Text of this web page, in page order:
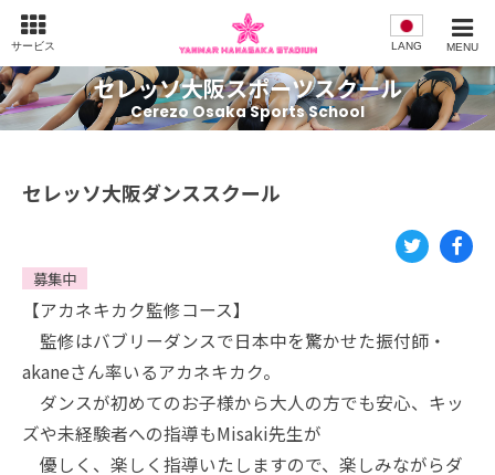
MENU
サービス LANG
セレッソ大阪スポーツスクール
Cerezo Osaka Sports School
セレッソ大阪ダンススクール
r
募集中
【アカネキカク監修コース】
監修はバブリーダンスで日本中を驚かせた振付師・
akaneさん率いるアカネキカク。
ダンスが初めてのお子様から大人の方でも安心、キッ
ズや未経験者への指導もMisaki先生が
優しく、楽しく指導いたしますので、楽しみながらダ